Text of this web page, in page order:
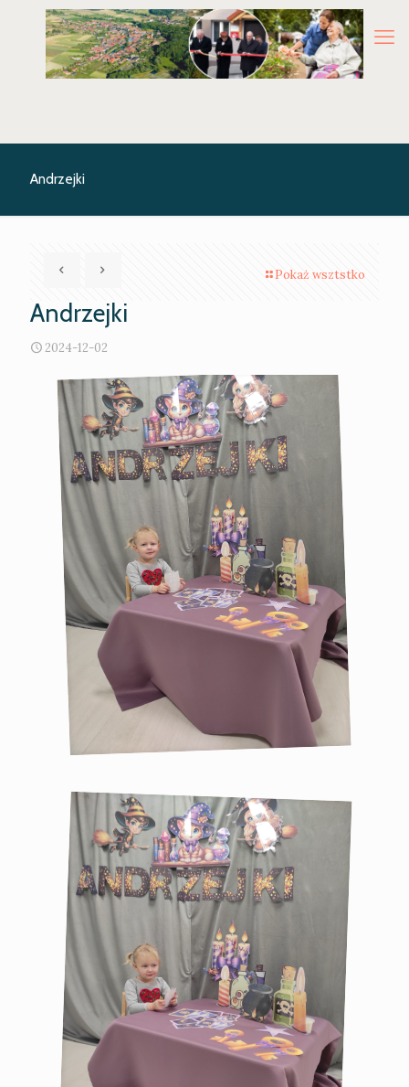
Andrzejki
Pokaż wsztstko
Andrzejki
2024-12-02